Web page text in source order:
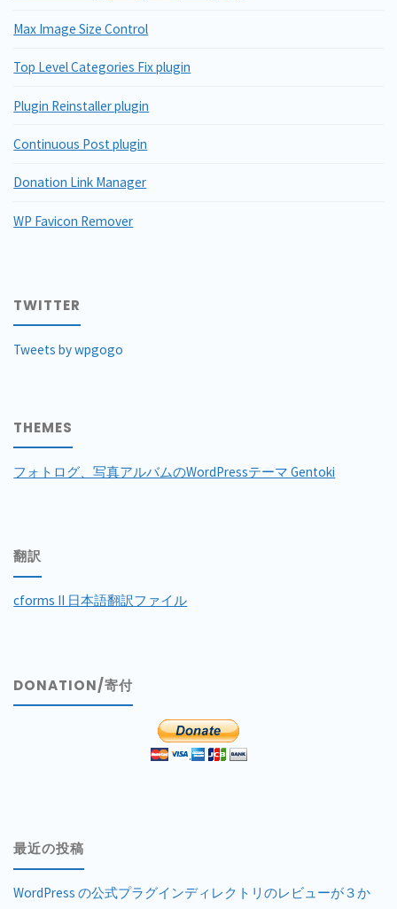
Max Image Size Control
Top Level Categories Fix plugin
Plugin Reinstaller plugin
Continuous Post plugin
Donation Link Manager
WP Favicon Remover
TWITTER
Tweets by wpgogo
THEMES
フォトログ、写真アルバムのWordPressテーマ Gentoki
翻訳
cforms II 日本語翻訳ファイル
DONATION/寄付
最近の投稿
WordPress の公式プラグインディレクトリのレビューが３か